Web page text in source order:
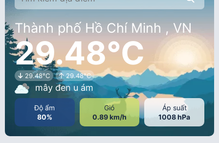
Thành phố Hồ Chí Minh , VN
29.48°C
29.48°C 29.48°C
mây đen u ám
Độ ẩm
80%
Gió
0.89 km/h
Áp suất
1008 hPa